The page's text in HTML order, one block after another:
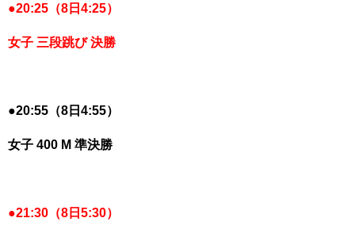
●20:25（8日4:25）
女子 三段跳び 決勝
●20:55（8日4:55）
女子 400 M 準決勝
●21:30（8日5:30）